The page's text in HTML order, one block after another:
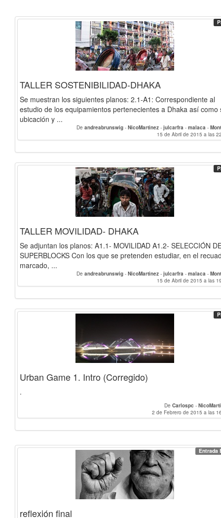
TALLER SOSTENIBILIDAD-DHAKA
Se muestran los siguientes planos: 2.1-A1: Correspondiente al
estudio de los equipamientos pertenecientes a Dhaka así como
ubicación y ...
De andreabrunswig - NicoMartinez - julcarfra - malaca -
15 de Abril de 2015 a las
TALLER MOVILIDAD- DHAKA
Se adjuntan los planos: A1.1- MOVILIDAD A1.2- SELECCIÓN
SUPERBLOCKS Con los que se pretenden estudiar, en el
marcado, ...
De andreabrunswig - NicoMartinez - julcarfra - malaca -
15 de Abril de 2015 a las
Urban Game 1. Intro (Corregido)
.
De Carlospc -
2 de Febrero de 2015 a las
Entrada
reflexión final